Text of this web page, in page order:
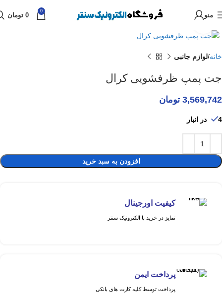
منو
0
0 تومان
خانه لوازم جانبی
جت پمپ ظرفشویی کرال
3,569,742 تومان
4 در انبار
افزودن به سبد خرید
کیفیت اورجینال
تمایز در خرید با الکترونیک سنتر
پرداخت ایمن
پرداخت توسط کلیه کارت های بانکی